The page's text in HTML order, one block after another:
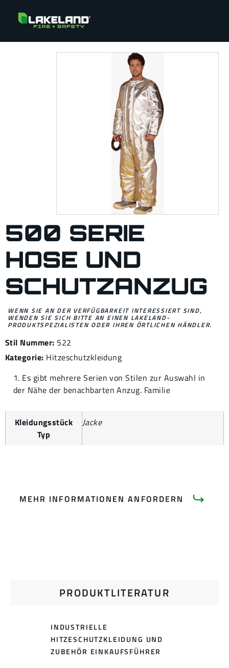
500 SERIE
HOSE UND
SCHUTZANZUG
WENN SIE AN DER VERFÜGBARKEIT INTERESSIERT SIND,
WENDEN SIE SICH BITTE AN EINEN LAKELAND-
PRODUKTSPEZIALISTEN ODER IHREN ÖRTLICHEN HÄNDLER.
Stil Nummer: 522
Kategorie: Hitzeschutzkleidung
1. Es gibt mehrere Serien von Stilen zur Auswahl in
der Nähe der benachbarten Anzug. Familie
Kleidungsstück
Typ
Jacke
MEHR INFORMATIONEN ANFORDERN
PRODUKTLITERATUR
INDUSTRIELLE
HITZESCHUTZKLEIDUNG UND
ZUBEHÖR EINKAUFSFÜHRER